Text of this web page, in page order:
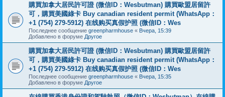
購買加拿大居民許可證 (微信ID：Wesbutman) 購買歐盟居留許
可，購買美國綠卡 Buy canadian resident permit (WhatsApp：
+1 (754) 279-5912) 在线购买真假护照 (微信ID：Wes
Последнее сообщение greenpharmhouse « Вчера, 15:39
Добавлено в форуме Другое
購買加拿大居民許可證 (微信ID：Wesbutman) 購買歐盟居留許
可，購買美國綠卡 Buy canadian resident permit (WhatsApp：
+1 (754) 279-5912) 在线购买真假护照 (微信ID：Wes
Последнее сообщение greenpharmhouse « Вчера, 15:35
Добавлено в форуме Другое